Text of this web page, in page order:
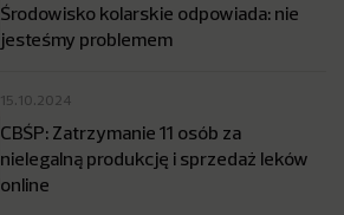
Środowisko kolarskie odpowiada: nie
jesteśmy problemem
15.10.2024
CBŚP: Zatrzymanie 11 osób za
nielegalną produkcję i sprzedaż leków
online